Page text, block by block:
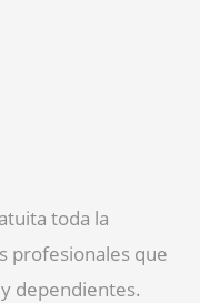
toda la
profesionales que
dependientes.